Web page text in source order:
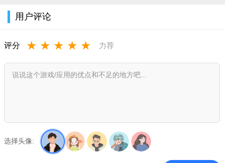
用户评论
评分 ★ ★ ★ ★ ★ 力荐
选择头像: